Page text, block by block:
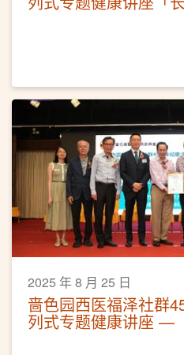
2025 年 8 月 25 日
啬色园西医福泽社群
列式专题健康讲座 —